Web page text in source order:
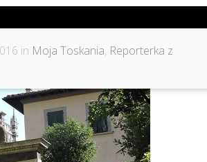
in Moja Toskania, Reporterka z